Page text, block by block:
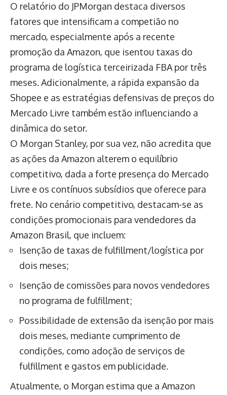
O relatório do JPMorgan destaca diversos
fatores que intensificam a competião no
mercado, especialmente após a recente
promoção da Amazon, que isentou taxas do
programa de logística terceirizada FBA por três
meses. Adicionalmente, a rápida expansão da
Shopee e as estratégias defensivas de preços do
Mercado Livre também estão influenciando a
dinâmica do setor.
O Morgan Stanley, por sua vez, não acredita que
as ações da Amazon alterem o equilíbrio
competitivo, dada a forte presença do Mercado
Livre e os contínuos subsídios que oferece para
frete. No cenário competitivo, destacam-se as
condições promocionais para vendedores da
Amazon Brasil, que incluem:
Isenção de taxas de fulfillment/logística por
dois meses;
Isenção de comissões para novos vendedores
no programa de fulfillment;
Possibilidade de extensão da isenção por mais
dois meses, mediante cumprimento de
condições, como adoção de serviços de
fulfillment e gastos em publicidade.
Atualmente, o Morgan estima que a Amazon